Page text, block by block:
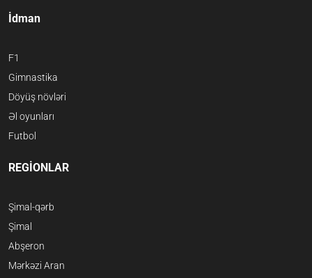
İdman
F1
Gimnastika
Döyüş növləri
Əl oyunları
Futbol
REGİONLAR
Şimal-qərb
Şimal
Abşeron
Mərkəzi Aran